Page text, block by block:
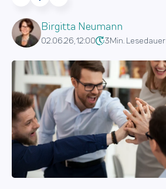
Birgitta Neumann
02.06.26, 12:00 3Min. Lesedauer